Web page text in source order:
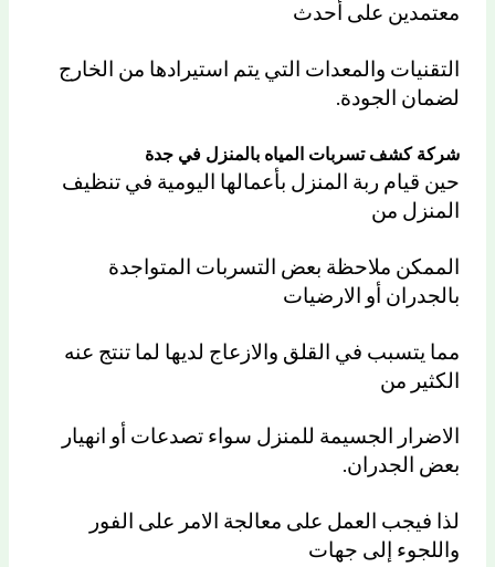
معتمدين على أحدث
التقنيات والمعدات التي يتم استيرادها من الخارج
لضمان الجودة.
شركة كشف تسربات المياه بالمنزل في جدة
حين قيام ربة المنزل بأعمالها اليومية في تنظيف
المنزل من
الممكن ملاحظة بعض التسربات المتواجدة
بالجدران أو الارضيات
مما يتسبب في القلق والازعاج لديها لما تنتج عنه
الكثير من
الاضرار الجسيمة للمنزل سواء تصدعات أو انهيار
بعض الجدران.
لذا فيجب العمل على معالجة الامر على الفور
واللجوء إلى جهات